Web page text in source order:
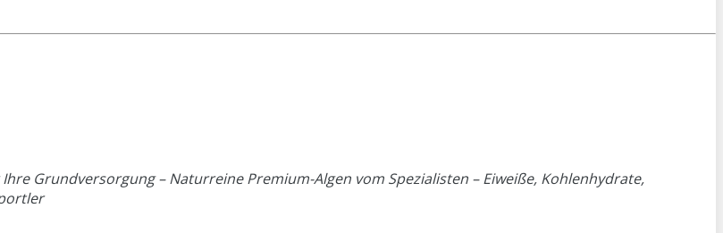
Grundversorgung – Naturreine Premium-Algen vom Spezialisten – Eiweiße, Kohlenhydrate,